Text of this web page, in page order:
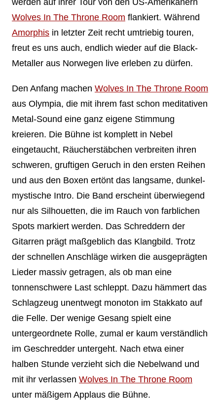
Wolves In The Throne Room flankiert. Während
Amorphisin letzter Zeit recht umtriebig touren,
freut es uns auch, endlich wieder auf die Black-
Metaller aus Norwegen live erleben zu dürfen.
Den Anfang machen Wolves In The Throne Room
aus Olympia, die mit ihrem fast schon meditativen
Metal-Sound eine ganz eigene Stimmung
kreieren. Die Bühne ist komplett in Nebel
eingetaucht, Räucherstäbchen verbreiten ihren
schweren, gruftigen Geruch in den ersten Reihen
und aus den Boxen ertönt das langsame, dunkel-
mystische Intro. Die Band erscheint überwiegend
nur als Silhouetten, die im Rauch von farblichen
Spots markiert werden. Das Schreddern der
Gitarren prägt maßgeblich das Klangbild. Trotz
der schnellen Anschläge wirken die ausgeprägten
Lieder massiv getragen, als ob man eine
tonnenschwere Last schleppt. Dazu hämmert das
Schlagzeug unentwegt monoton im Stakkato auf
die Felle. Der wenige Gesang spielt eine
untergeordnete Rolle, zumal er kaum verständlich
im Geschredder untergeht. Nach etwa einer
halben Stunde verzieht sich die Nebelwand und
mit ihr verlassen Wolves In The Throne Room
unter mäßigem Applaus die Bühne.